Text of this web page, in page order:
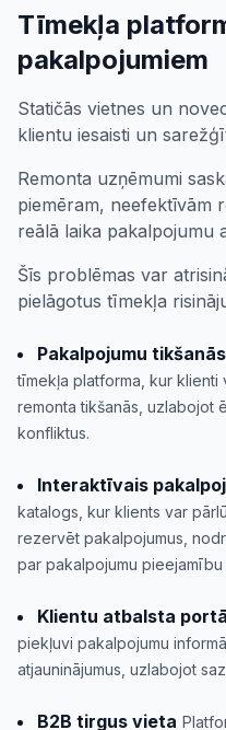
Tīmekļa
pakalpojumiem
Statičās vietnes un
klientu iesaisti un
Remonta uzņēmumi
piemēram, neefektīvām
reālā laika pakalpojumu
Šīs problēmas var
pielāgotus tīmekļa
Pakalpojumu
tīmekļa platforma, kur
remonta tikšanās, uzlabojot
konfliktus.
Interaktīvais
katalogs, kur klients var
rezervēt pakalpojumus,
par pakalpojumu pieejamību
Klientu atbalsta
piekļuvi pakalpojumu
atjauninājumus, uzlabojot
B2B tirgus vieta